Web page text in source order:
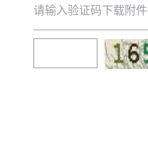
请输入验证码下载附件